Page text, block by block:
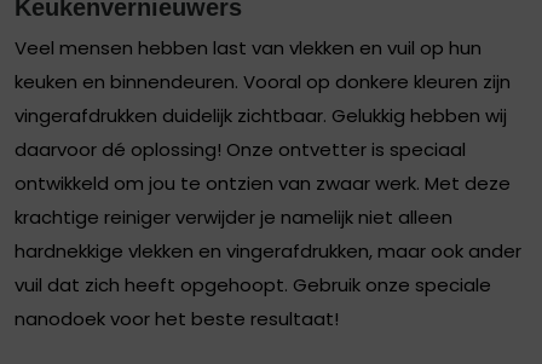
Keukenvernieuwers
Veel mensen hebben last van vlekken en vuil op hun
keuken en binnendeuren. Vooral op donkere kleuren zijn
vingerafdrukken duidelijk zichtbaar. Gelukkig hebben wij
daarvoor dé oplossing! Onze ontvetter is speciaal
ontwikkeld om jou te ontzien van zwaar werk. Met deze
krachtige reiniger verwijder je namelijk niet alleen
hardnekkige vlekken en vingerafdrukken, maar ook ander
vuil dat zich heeft opgehoopt. Gebruik onze speciale
nanodoek voor het beste resultaat!